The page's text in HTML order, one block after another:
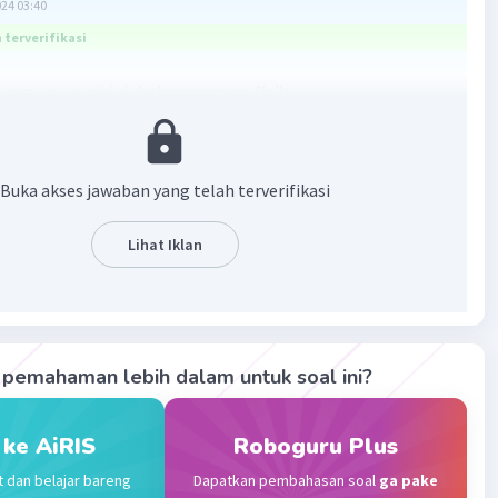
03:40
terverifikasi
fisik adalah keberagaman yang berkenaan dengan
seseorang manusia. Keberagaman fisik manusia antara
warna, bentuk, dan tekstur rambut; bentuk alis, daun
bulu mata; warna mata; serta struktur dan bentuk gigi.
14
Buka akses jawaban yang telah terverifikasi
Lihat Iklan
lebih dalam untuk soal ini?
AiRIS
dan belajar bareng
Roboguru Plus
Dapatkan pembahasan soal ga pake